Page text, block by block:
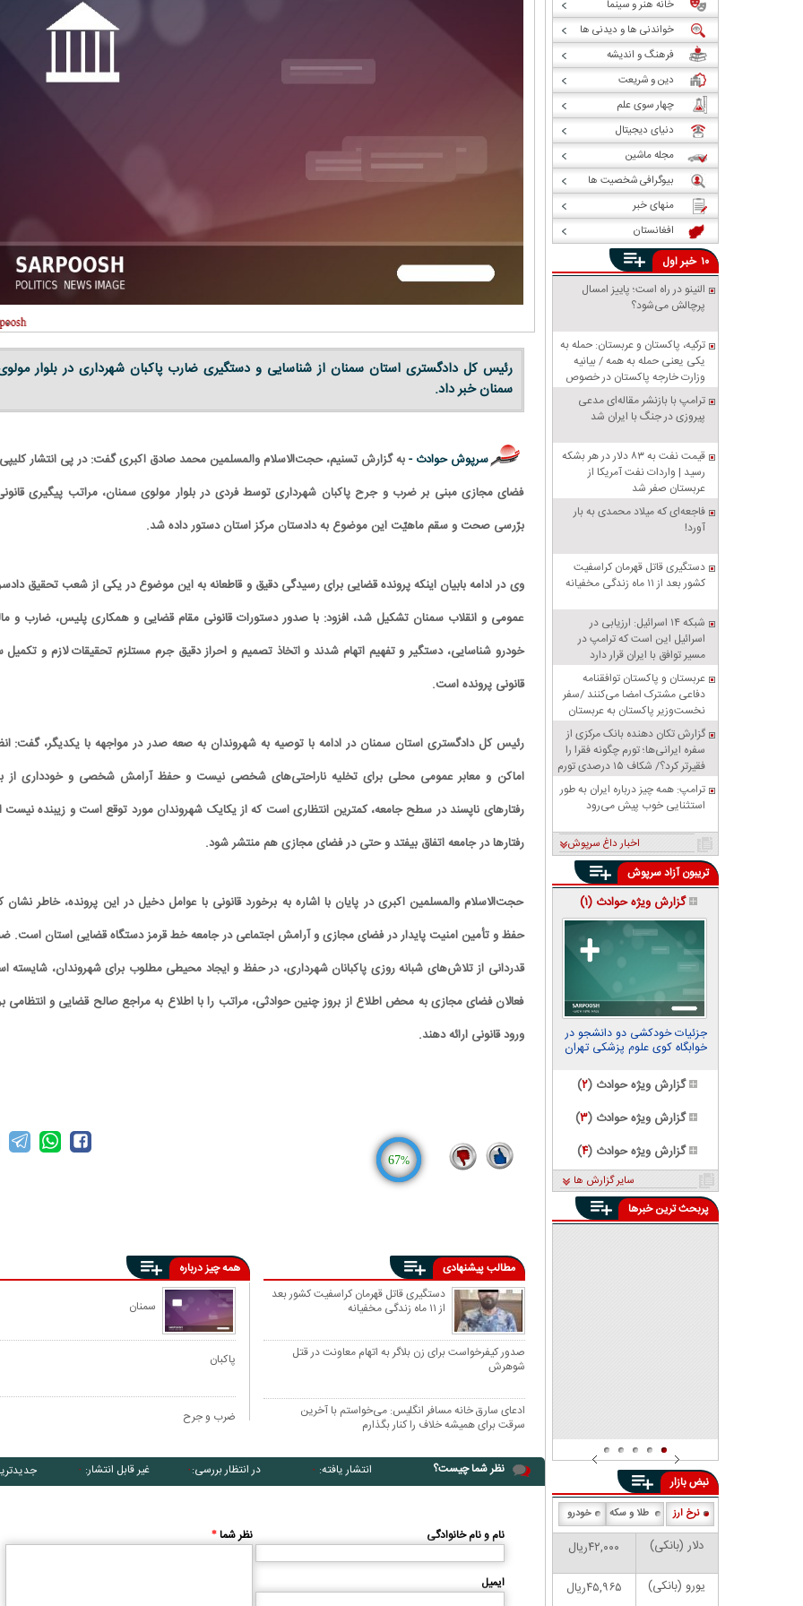
رئیس کل دادگستری استان سمنان از شناسایی و دستگیری ضارب پاکبان شهرداری در بلوار
سمنان خبر داد.
سرپوش حوادث -به گزارش تسنیم، حجت‌الاسلام والمسلمین محمد صادق اکبری گفت: در پی انتشار
فضای مجازی مبنی بر ضرب و جرح پاکبان شهرداری توسط فردی در بلوار مولوی سمنان، مراتب پیگیری
برّرسی صحت و سقم ماهیّت این موضوع به دادستان مرکز استان دستور داده شد.
وی در ادامه بابیان اینکه پرونده قضایی برای رسیدگی دقیق و قاطعانه به این موضوع در یکی از شعب تحقیق
عمومی و انقلاب سمنان تشکیل شد، افزود: با صدور دستورات قانونی مقام قضایی و همکاری پلیس، ضارب و
خودرو شناسایی، دستگیر و تفهیم اتهام شدند و اتخاذ تصمیم و احراز دقیق جرم مستلزم تحقیقات لازم و تکمیل
قانونی پرونده است.
رئیس کل دادگستری استان سمنان در ادامه با توصیه به شهروندان به صعه صدر در مواجهه با یکدیگر، گفت:
اماکن و معابر عمومی محلی برای تخلیه ناراحتی‌های شخصی نیست و حفظ آرامش شخصی و خودداری از
رفتار‌های ناپسند در سطح جامعه، کمترین انتظاری است که از یکایک شهروندان مورد توقع است و زیبنده نیست
رفتار‌ها در جامعه اتفاق بیفتد و حتی در فضای مجازی هم منتشر شود.
حجت‌الاسلام والمسلمین اکبری در پایان با اشاره به برخورد قانونی با عوامل دخیل در این پرونده، خاطر نشان
حفظ و تأمین امنیت پایدار در فضای مجازی و آرامش اجتماعی در جامعه خط قرمز دستگاه قضایی استان است.
قدردانی از تلاش‌های شبانه روزی پاکبانان شهرداری، در حفظ و ایجاد محیطی مطلوب برای شهروندان، شایسته
فعالان فضای مجازی به محض اطلاع از بروز چنین حوادثی، مراتب را با اطلاع به مراجع صالح قضایی و انتظامی
ورود قانونی ارائه دهند.
67%
مطالب پیشنهادی
دستگیری قاتل قهرمان کراسفیت کشور بعد
از ۱۱ ماه زندگی مخفیانه
صدور کیفرخواست برای زن بلاگر به اتهام معاونت در قتل
شوهرش
ادعای سارق خانه مسافر انگلیس: می‌خواستم با آخرین
سرقت برای همیشه خلاف را کنار بگذارم
همه چیز درباره
سمنان
پاکبان
ضرب و جرح
نظر شما چیست؟ انتشار یافته: ۰ در انتظار بررسی: ۰ غیر قابل انتشار: ۰
نام و نام خانوادگی
ایمیل
نظر شما*
خانه هنر و سینما
خواندنی ها و دیدنی ها
فرهنگ و اندیشه
دین و شریعت
چهار سوی علم
دنیای دیجیتال
مجله ماشین
بیوگرافی شخصیت ها
منهای خبر
افغانستان
۱۰ خبراول
النینو در راه است؛ پاییز امسال
پرچالش می‌شود؟
ترکیه، پاکستان و عربستان: حمله به
یکی یعنی حمله به همه / بیانیه
وزارت خارجه پاکستان در خصوص
پیمان دفاعی مشترک مکه
ترامپ با بازنشر مقاله‌ای مدعی
پیروزی در جنگ با ایران شد
قیمت نفت به ۸۳ دلار در هر بشکه
رسید | واردات نفت آمریکا از
عربستان صفر شد
فاجعه‌ای که میلاد محمدی به بار
آورد!
دستگیری قاتل قهرمان کراسفیت
کشور بعد از ۱۱ ماه زندگی مخفیانه
شبکه ۱۴ اسرائیل: ارزیابی در
اسرائیل این است که ترامپ در
مسیر توافق با ایران قرار دارد
عربستان و پاکستان توافقنامه
دفاعی مشترک امضا می‌کنند /سفر
نخست‌وزیر پاکستان به عربستان
گزارش تکان‌ دهنده بانک مرکزی از
سفره ایرانی‌ها؛ تورم چگونه فقرا را
فقیرتر کرد؟/ شکاف ۱۵ درصدی تورم
میان فقیر و غنی
ترامپ: همه چیز درباره ایران به طور
استثنایی خوب پیش می‌رود
اخبار داغ سرپوش
تریبون آزاد سرپوش
گزارش ویژه حوادث (۱)
جزئیات خودکشی دو دانشجو در
خوابگاه کوی علوم پزشکی تهران
گزارش ویژه حوادث (۲)
فوت ۱۴ نفر در تصادف با
سوخت‌برها در جاده رمشک -
گزارش ویژه حوادث (۳)
گزارش ویژه حوادث (۴)
سایر گزارش ها
پربحث ترین خبرها
نبض بازار
نرخ ارز طلا و سکه خودرو
دلار (بانکی)
۴۲,۰۰۰ریال
یورو (بانکی)
۴۵,۹۶۵ریال